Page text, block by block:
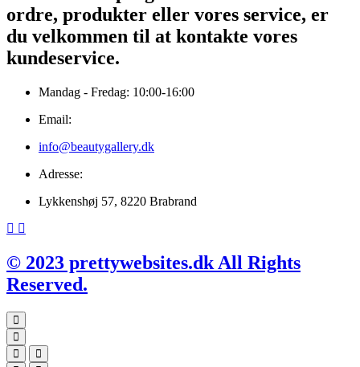
ordre, produkter eller vores service, er
du velkommen til at kontakte vores
kundeservice.
Mandag - Fredag: 10:00-16:00
Email:
info@beautygallery.dk
Adresse:
Lykkenshøj 57, 8220 Brabrand
© 2023 prettywebsites.dk All Rights
Reserved.